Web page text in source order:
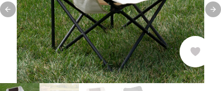
Previous slide